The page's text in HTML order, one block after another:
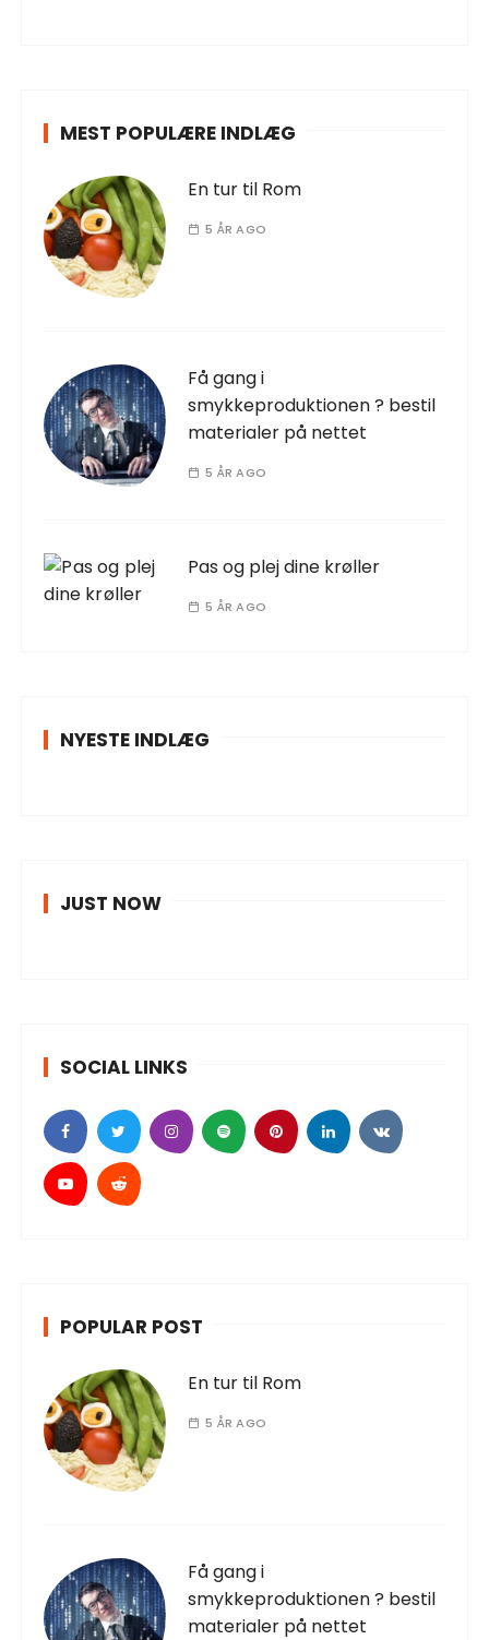
MEST POPULÆRE INDLÆG
En tur til Rom
5 ÅR AGO
Få gang i
smykkeproduktionen ? bestil
materialer på nettet
5 ÅR AGO
Pas og plej dine krøller
5 ÅR AGO
NYESTE INDLÆG
JUST NOW
SOCIAL LINKS
POPULAR POST
En tur til Rom
5 ÅR AGO
Få gang i
smykkeproduktionen ? bestil
materialer på nettet